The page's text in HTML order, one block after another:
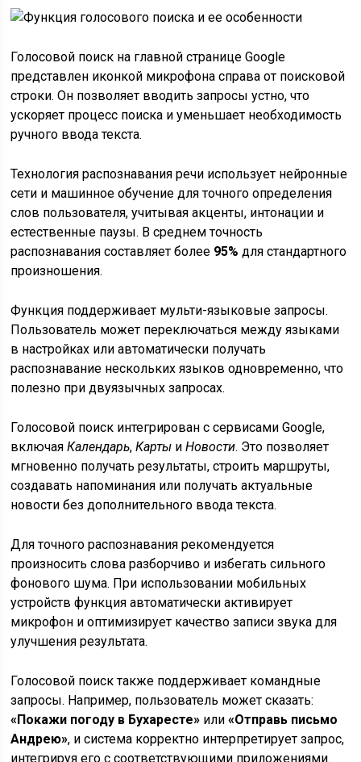
Голосовой поиск на главной странице Google
представлен иконкой микрофона справа от поисковой
строки. Он позволяет вводить запросы устно, что
ускоряет процесс поиска и уменьшает необходимость
ручного ввода текста.
Технология распознавания речи использует нейронные
сети и машинное обучение для точного определения
слов пользователя, учитывая акценты, интонации и
естественные паузы. В среднем точность
распознавания составляет более 95% для стандартного
произношения.
Функция поддерживает мульти-языковые запросы.
Пользователь может переключаться между языками
в настройках или автоматически получать
распознавание нескольких языков одновременно, что
полезно при двуязычных запросах.
Голосовой поиск интегрирован с сервисами Google,
включаяКалендарь,Карты иНовости. Это позволяет
мгновенно получать результаты, строить маршруты,
создавать напоминания или получать актуальные
новости без дополнительного ввода текста.
Для точного распознавания рекомендуется
произносить слова разборчиво и избегать сильного
фонового шума. При использовании мобильных
устройств функция автоматически активирует
микрофон и оптимизирует качество записи звука для
улучшения результата.
Голосовой поиск также поддерживает командные
запросы. Например, пользователь может сказать:
«Покажи погоду в Бухаресте» или«Отправь письмо
Андрею», и система корректно интерпретирует запрос,
интегрируя его с соответствующими приложениями.